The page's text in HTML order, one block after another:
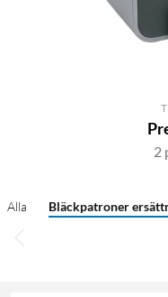
2
Alla Bläckpatroner